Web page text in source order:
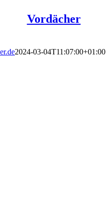
Vordächer
2024-03-04T11:07:00+01:00